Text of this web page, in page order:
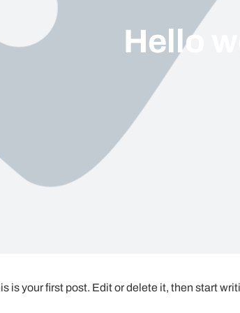
Hello
is your first post. Edit or delete it, then start